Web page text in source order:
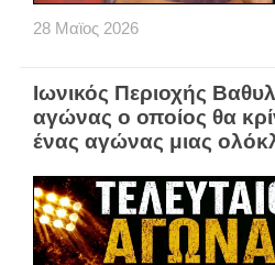
28 Μαϊος 2026
Ιωνικός Περιοχής
αγώνας ο οποίος θα
ένας αγώνας μιας